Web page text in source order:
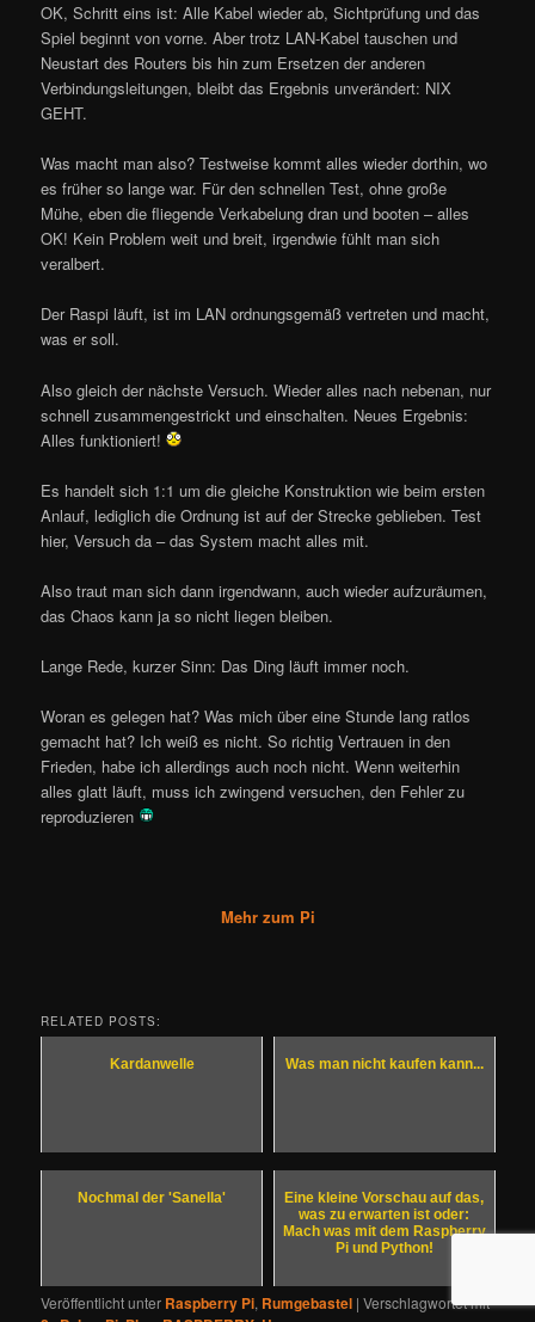
OK, Schritt eins ist: Alle Kabel wieder ab, Sichtprüfung und das
Spiel beginnt von vorne. Aber trotz LAN-Kabel tauschen und
Neustart des Routers bis hin zum Ersetzen der anderen
Verbindungsleitungen, bleibt das Ergebnis unverändert: NIX
GEHT.
Was macht man also? Testweise kommt alles wieder dorthin, wo
es früher so lange war. Für den schnellen Test, ohne große
Mühe, eben die fliegende Verkabelung dran und booten – alles
OK! Kein Problem weit und breit, irgendwie fühlt man sich
veralbert.
Der Raspi läuft, ist im LAN ordnungsgemäß vertreten und macht,
was er soll.
Also gleich der nächste Versuch. Wieder alles nach nebenan, nur
schnell zusammengestrickt und einschalten. Neues Ergebnis:
Alles funktioniert!
Es handelt sich 1:1 um die gleiche Konstruktion wie beim ersten
Anlauf, lediglich die Ordnung ist auf der Strecke geblieben. Test
hier, Versuch da – das System macht alles mit.
Also traut man sich dann irgendwann, auch wieder aufzuräumen,
das Chaos kann ja so nicht liegen bleiben.
Lange Rede, kurzer Sinn: Das Ding läuft immer noch.
Woran es gelegen hat? Was mich über eine Stunde lang ratlos
gemacht hat? Ich weiß es nicht. So richtig Vertrauen in den
Frieden, habe ich allerdings auch noch nicht. Wenn weiterhin
alles glatt läuft, muss ich zwingend versuchen, den Fehler zu
reproduzieren
Mehr zum Pi
RELATED POSTS:
Kardanwelle Was man nicht kaufen kann...
Nochmal der 'Sanella'
Eine kleine Vorschau auf das,
was zu erwarten ist oder:
Mach was mit dem Raspberry
Pi und Python!
Veröffentlicht unter Raspberry Pi, Rumgebastel |Verschlagwortet mit